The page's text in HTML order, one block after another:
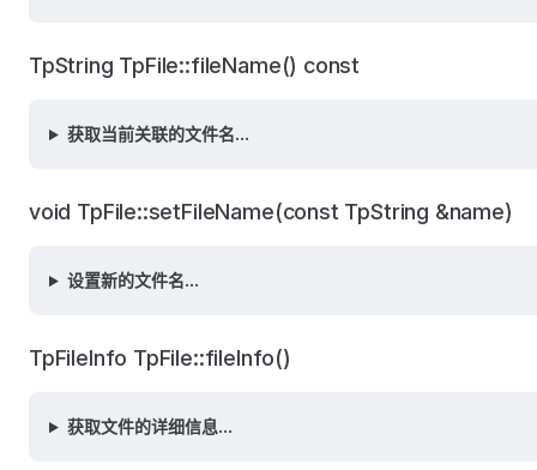
TpString TpFile::fileName() const
获取当前关联的文件名...
void TpFile::setFileName(const TpString &name)
设置新的文件名...
TpFileInfo TpFile::fileInfo()
获取文件的详细信息...